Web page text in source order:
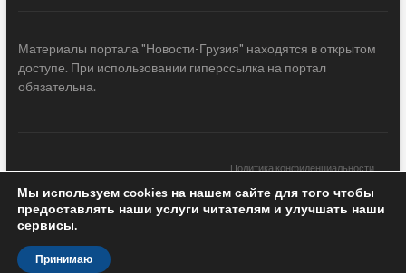
Материалы портала "Новости-Грузия" находятся в открытом
доступе. При использовании гиперссылка на портал
обязательна.
Политика конфиденциальности
Новости Грузии| Black Sea Press LTD © 2020 All Rights Reserved /
Design & development —
Мы используем cookies на нашем сайте для того чтобы
предоставлять наши услуги читателям и улучшать наши
сервисы.
Принимаю